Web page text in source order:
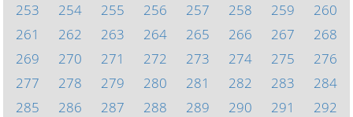
253
254 255 256 257 258 259
260
261
262 263 264 265 266 267
268
269
270 271 272 273 274 275
276
277
278 279 280 281 282 283
284
285
286 287 288 289 290 291
292